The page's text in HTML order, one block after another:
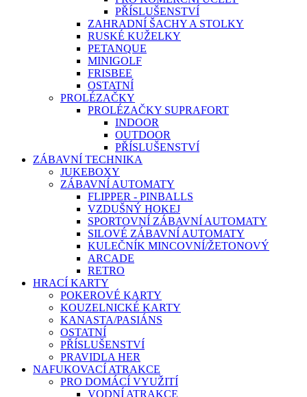
PŘÍSLUŠENSTVÍ
ZAHRADNÍ ŠACHY A STOLKY
RUSKÉ KUŽELKY
PETANQUE
MINIGOLF
FRISBEE
OSTATNÍ
PROLÉZAČKY
PROLÉZAČKY SUPRAFORT
INDOOR
OUTDOOR
PŘÍSLUŠENSTVÍ
ZÁBAVNÍ TECHNIKA
JUKEBOXY
ZÁBAVNÍ AUTOMATY
FLIPPER - PINBALLS
VZDUŠNÝ HOKEJ
SPORTOVNÍ ZÁBAVNÍ AUTOMATY
SILOVÉ ZÁBAVNÍ AUTOMATY
KULEČNÍK MINCOVNÍ/ŽETONOVÝ
ARCADE
RETRO
HRACÍ KARTY
POKEROVÉ KARTY
KOUZELNICKÉ KARTY
KANASTA/PASIÁNS
OSTATNÍ
PŘÍSLUŠENSTVÍ
PRAVIDLA HER
NAFUKOVACÍ ATRAKCE
PRO DOMÁCÍ VYUŽITÍ
VODNÍ ATRAKCE